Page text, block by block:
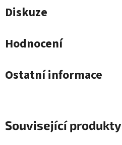
Diskuze
Hodnocení
Ostatní informace
Související produkty